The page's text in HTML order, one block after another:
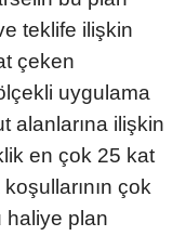
teklife ilişkin
çeken
uygulama
alanlarına ilişkin
en çok 25 kat
çok
haliye plan